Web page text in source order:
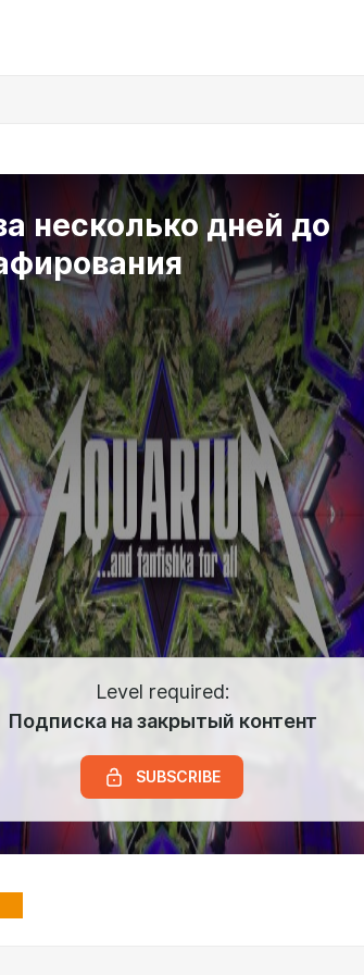
несколько дней до
Level required:
Подписка на закрытый контент
SUBSCRIBE